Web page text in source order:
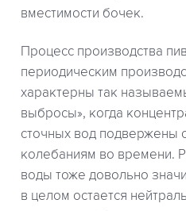
вместимости бочек.
Процесс производства
периодическим
характерны так
выбросы», когда
сточных вод подвержены
колебаниям во времени.
воды тоже довольно
в целом остается